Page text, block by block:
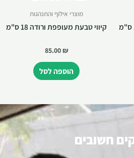
מוצרי אילוף והתנהגות
קיווי טבעת מעופפת ורודה 18 ס"מ
85.00₪
הוספה לסל
חשובים